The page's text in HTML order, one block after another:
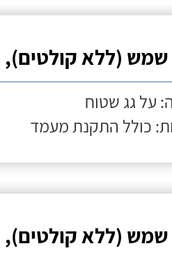
(ללא קולטים), 150 ליטר
על גג שטוח
כולל התקנת מעמד
(ללא קולטים), 80 ליטר